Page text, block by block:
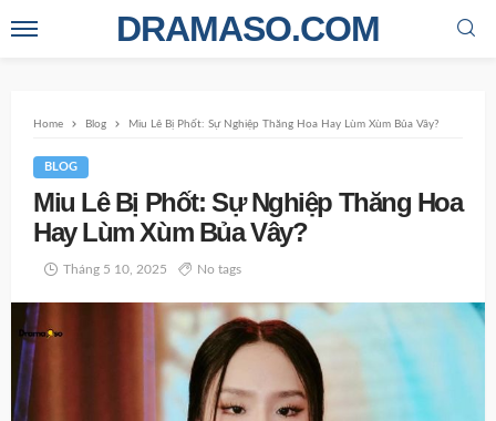
DRAMASO.COM
Home Blog Miu Lê Bị Phốt: Sự Nghiệp Thăng Hoa Hay Lùm Xùm Bủa Vây?
BLOG
Miu Lê Bị Phốt: Sự Nghiệp Thăng Hoa
Hay Lùm Xùm Bủa Vây?
Tháng 5 10, 2025 No tags